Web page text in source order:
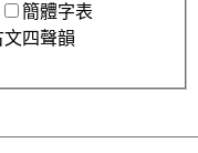
簡體字表
文四聲韻